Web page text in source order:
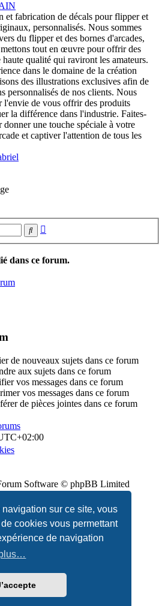
sur ce site, vous
cookies vous permettant
de navigation
et fabrication de décals pour flipper et
personnalisés. Nous sommes
du flipper et des bornes d'arcades,
tout en œuvre pour offrir des
haute qualité qui raviront les amateurs.
dans le domaine de la création
des illustrations exclusives afin de
personnalisés de nos clients. Nous
l'envie de vous offrir des produits
la différence dans l'industrie. Faites-
une touche spéciale à votre
et captiver l'attention de tous les
Rechercher
dans ce forum.
de nouveaux sujets dans ce forum
aux sujets dans ce forum
vos messages dans ce forum
vos messages dans ce forum
de pièces jointes dans ce forum
Software © phpBB Limited
©
Qiaeru